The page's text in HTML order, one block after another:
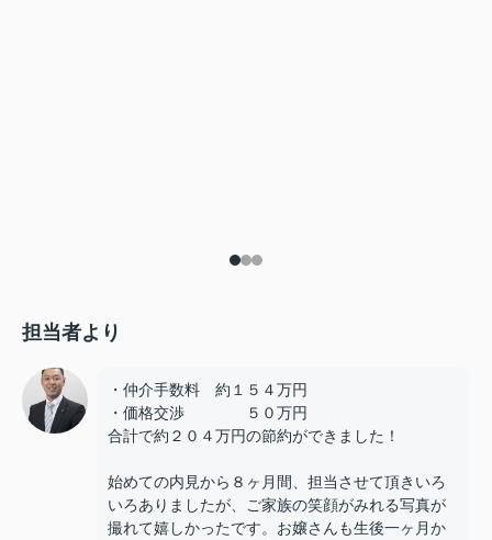
担当者より
・仲介手数料 約１５４万円
・価格交渉 ５０万円
合計で約２０４万円の節約ができました！
始めての内見から８ヶ月間、担当させて頂きいろ
いろありましたが、ご家族の笑顔がみれる写真が
撮れて嬉しかったです。お嬢さんも生後一ヶ月か